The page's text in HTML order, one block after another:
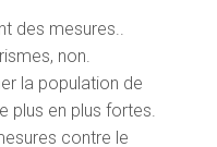
des mesures..
non.
la population de
plus en plus fortes.
contre le